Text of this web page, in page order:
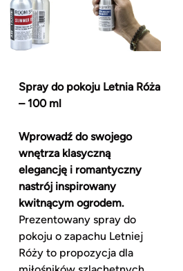
Spray do pokoju Letnia Róża
– 100 ml
Wprowadź do swojego
wnętrza klasyczną
elegancję i romantyczny
nastrój inspirowany
kwitnącym ogrodem.
Prezentowany spray do
pokoju o zapachu Letniej
Róży to propozycja dla